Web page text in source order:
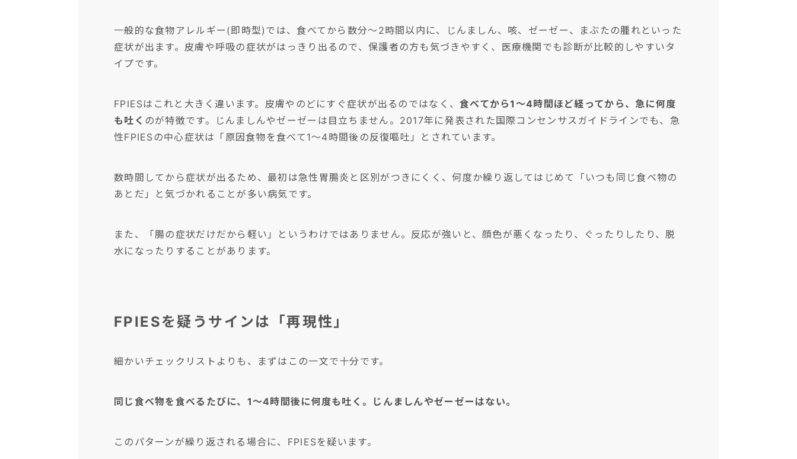
一般的な食物アレルギー(即時型)では、食べてから数分〜2時間以内に、じんましん、咳、ゼーゼー、まぶたの腫れといった
症状が出ます。皮膚や呼吸の症状がはっきり出るので、保護者の方も気づきやすく、医療機関でも診断が比較的しやすいタ
イプです。
FPIESはこれと大きく違います。皮膚やのどにすぐ症状が出るのではなく、食べてから1〜4時間ほど経ってから、急に何度
も吐く のが特徴です。じんましんやゼーゼーは目立ちません。2017年に発表された国際コンセンサスガイドラインでも、急
性FPIESの中心症状は「原因食物を食べて1〜4時間後の反復嘔吐」とされています。
数時間してから症状が出るため、最初は急性胃腸炎と区別がつきにくく、何度か繰り返してはじめて「いつも同じ食べ物の
あとだ」と気づかれることが多い病気です。
また、「腸の症状だけだから軽い」というわけではありません。反応が強いと、顔色が悪くなったり、ぐったりしたり、脱
水になったりすることがあります。
FPIESを疑うサインは「再現性」
細かいチェックリストよりも、まずはこの一文で十分です。
同じ食べ物を食べるたびに、1〜4時間後に何度も吐く。じんましんやゼーゼーはない。
このパターンが繰り返される場合に、FPIESを疑います。